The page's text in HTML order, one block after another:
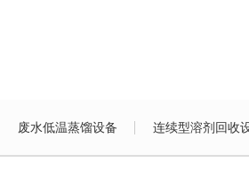
废水低温蒸馏设备 连续型溶剂回收